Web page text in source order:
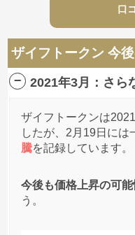
今の内に買い増しし
2021年はザイフトー
ザイ
ザイフトークン今後
騰したけどその後は
決済手段として利用
口
ザイフトークン 今
2021年3月：さら
ザイフトークンは
したが、2月19日には
騰を記録しています。
今後も価格上昇の可
う。